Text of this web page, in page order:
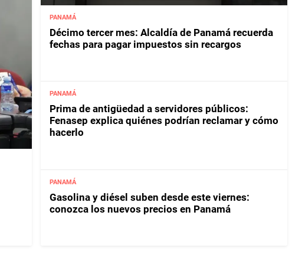
PANAMÁ
Décimo tercer mes: Alcaldía de Panamá recuerda
fechas para pagar impuestos sin recargos
PANAMÁ
Prima de antigüedad a servidores públicos:
Fenasep explica quiénes podrían reclamar y cómo
hacerlo
PANAMÁ
Gasolina y diésel suben desde este viernes:
conozca los nuevos precios en Panamá